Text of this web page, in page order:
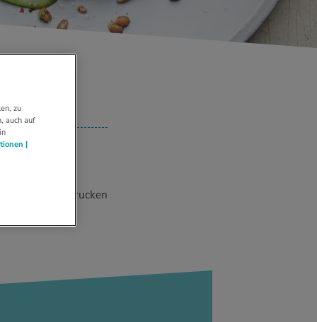
Drucken
zu
auch auf
|